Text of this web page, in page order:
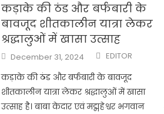
कड़ाके की ठंड और बर्फबारी के
बावजूद शीतकालीन यात्रा लेकर
श्रद्धालुओं में खासा उत्साह
Posted
on
December 31, 2024 Author
EDITOR
कड़ाके की ठंड और बर्फबारी के बावजूद
शीतकालीन यात्रा लेकर श्रद्धालुओं में खासा
उत्साह है। बाबा केदार एवं मद्महेश्वर भगवान